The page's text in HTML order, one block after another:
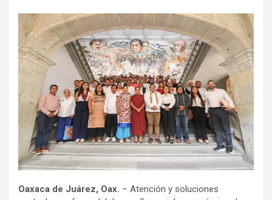
Oaxaca de Juárez, Oax. – Atención y soluciones